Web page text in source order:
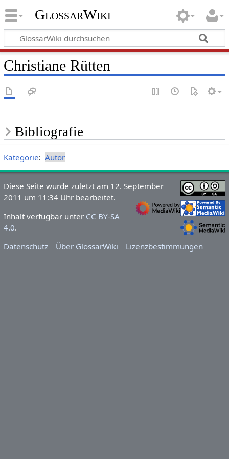
GlossarWiki
Christiane Rütten
Bibliografie
Kategorie: Autor
Diese Seite wurde zuletzt am 12. September
2011 um 11:34 Uhr bearbeitet.
Inhalt verfügbar unter CC BY-SA
4.0.
Datenschutz
Über GlossarWiki Lizenzbestimmungen